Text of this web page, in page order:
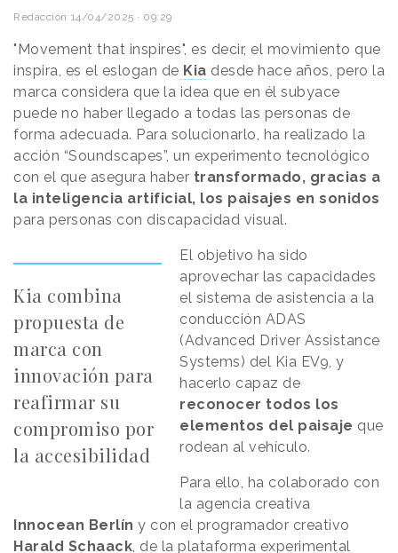
Redacción 14/04/2025 · 09:29
"Movement that inspires", es decir, el movimiento que
inspira, es el eslogan de Kia desde hace años, pero la
marca considera que la idea que en él subyace
puede no haber llegado a todas las personas de
forma adecuada. Para solucionarlo, ha realizado la
acción “Soundscapes”, un experimento tecnológico
con el que asegura haber transformado, gracias a
la inteligencia artificial, los paisajes en sonidos
para personas con discapacidad visual.
Kia combina
propuesta de
marca con
innovación para
reafirmar su
compromiso por
la accesibilidad
El objetivo ha sido
aprovechar las capacidades
el sistema de asistencia a la
conducción ADAS
(Advanced Driver Assistance
Systems) del Kia EV9, y
hacerlo capaz de
reconocer todos los
elementos del paisaje que
rodean al vehículo.
Para ello, ha colaborado con
la agencia creativa
Innocean Berlín y con el programador creativo
Harald Schaack , de la plataforma experimental